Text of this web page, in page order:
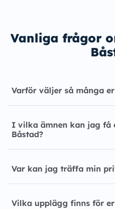
Vanliga frågor
Varför väljer så många
I vilka ämnen kan jag få
Båstad?
Var kan jag träffa min
Vilka upplägg finns för